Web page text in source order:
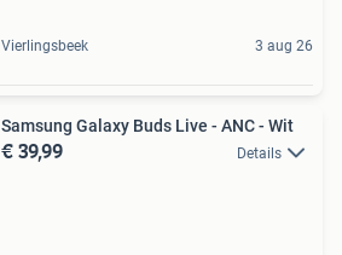
Vierlingsbeek 3 aug 26
Samsung Galaxy Buds Live - ANC - Wit
€ 39,99 Details